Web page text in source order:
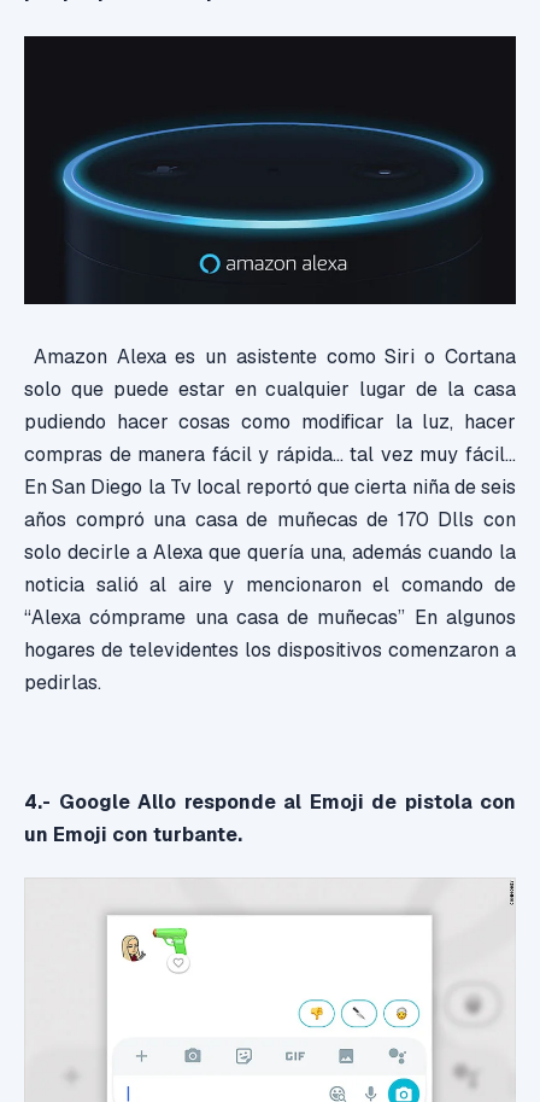
Amazon Alexa es un asistente como Siri o Cortana
solo que puede estar en cualquier lugar de la casa
pudiendo hacer cosas como modificar la luz, hacer
compras de manera fácil y rápida… tal vez muy fácil...
En San Diego la Tv local reportó que cierta niña de seis
años compró una casa de muñecas de 170 Dlls con
solo decirle a Alexa que quería una, además cuando la
noticia salió al aire y mencionaron el comando de
“Alexa cómprame una casa de muñecas” En algunos
hogares de televidentes los dispositivos comenzaron a
pedirlas.
4.- Google Allo responde al Emoji de pistola con
un Emoji con turbante.